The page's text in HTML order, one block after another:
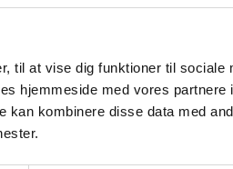
til at vise dig funktioner til sociale
hjemmeside med vores partnere
kan kombinere disse data med